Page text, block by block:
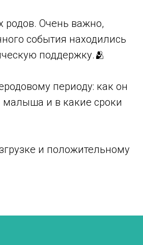
родов. Очень важно,
события находились
поддержку.🫂
периоду: как он
и в какие сроки
и положительному